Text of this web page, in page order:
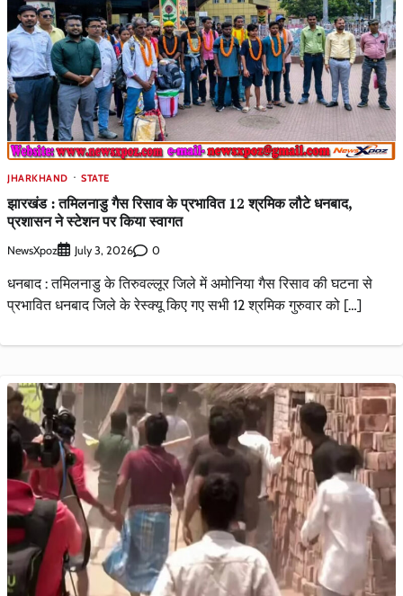
JHARKHAND STATE
झारखंड : तमिलनाडु गैस रिसाव के प्रभावित 12 श्रमिक लौटे धनबाद,
प्रशासन ने स्टेशन पर किया स्वागत
NewsXpoz July 3, 2026 0
धनबाद : तमिलनाडु के तिरुवल्लूर जिले में अमोनिया गैस रिसाव की घटना से
प्रभावित धनबाद जिले के रेस्क्यू किए गए सभी 12 श्रमिक गुरुवार को […]